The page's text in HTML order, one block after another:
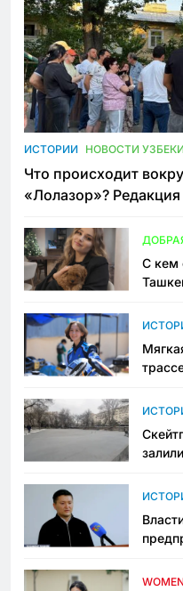
ИСТОРИИ НОВОСТИ
Что происходит
«Лолазор»?
С кем